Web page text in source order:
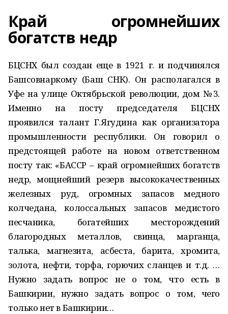
Край огромнейших
богатств недр
БЦСНХ был создан еще в 1921 г. и подчинялся
Башсовнаркому (Баш СНК). Он располагался в
Уфе на улице Октябрьской революции, дом №3.
Именно на посту председателя БЦСНХ
проявился талант Г.Ягудина как организатора
промышленности республики. Он говорил о
предстоящей работе на новом ответственном
посту так: «БАССР – край огромнейших богатств
недр, мощнейший резерв высококачественных
железных руд, огромных запасов медного
колчедана, колоссальных запасов медистого
песчаника, богатейших месторождений
благородных металлов, свинца, марганца,
талька, магнезита, асбеста, барита, хромита,
золота, нефти, торфа, горючих сланцев и т.д. …
Нужно задать вопрос не о том, что есть в
Башкирии, нужно задать вопрос о том, чего
только нет в Башкирии…